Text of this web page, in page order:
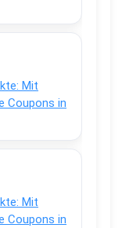
Mit
Coupons in
Mit
Coupons in